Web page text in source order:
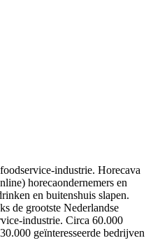
industrie. Horecava
horecaondernemers en
en buitenshuis slapen.
de grootste Nederlandse
industrie. Circa 60.000
geïnteresseerde bedrijven